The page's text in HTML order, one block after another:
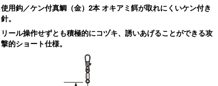
使用鈎／ケン付真鯛（金）2本 オキアミ餌が取れにくいケン付き
針。
リール操作せずとも積極的にコヅキ、誘いあげることができる攻
撃的ショート仕様。